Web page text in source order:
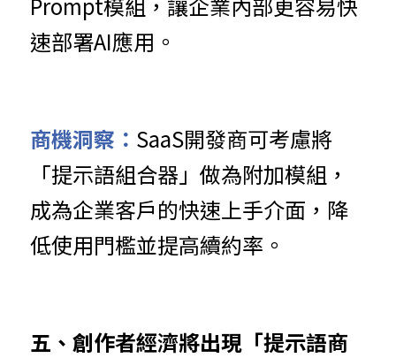
速部署AI應用。
商機洞察： SaaS開發商可考慮將
「提示語組合器」做為附加模組，
成為企業客戶的快速上手介面，降
低使用門檻並提高續約率。
五、創作者經濟將出現「提示語商